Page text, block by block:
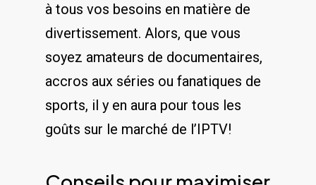
à tous vos besoins en ‌matière de
divertissement. Alors, que vous
soyez amateurs de documentaires,
accros aux séries ‌ou fanatiques ⁤de​
sports,⁢ il y en aura pour tous les
goûts sur ‌le marché de​ l’IPTV!